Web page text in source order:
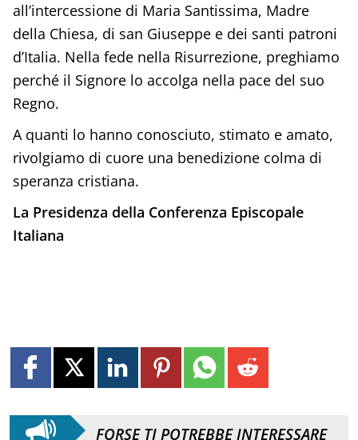
all’intercessione di Maria Santissima, Madre
della Chiesa, di san Giuseppe e dei santi patroni
d’Italia. Nella fede nella Risurrezione, preghiamo
perché il Signore lo accolga nella pace del suo
Regno.
A quanti lo hanno conosciuto, stimato e amato,
rivolgiamo di cuore una benedizione colma di
speranza cristiana.
La Presidenza della Conferenza Episcopale
Italiana
FORSE TI POTREBBE INTERESSARE